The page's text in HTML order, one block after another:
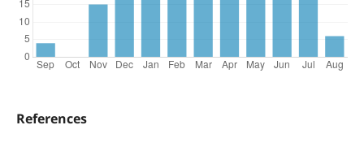
References